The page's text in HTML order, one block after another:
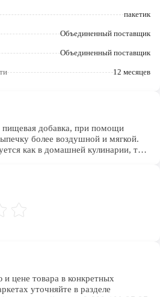
пакетик
Объединенный поставщик
Объединенный поставщик
12 месяцев
пищевая добавка, при помощи
более воздушной и мягкой.
как в домашней кулинарии, так
цене товара в конкретных
уточняйте в разделе